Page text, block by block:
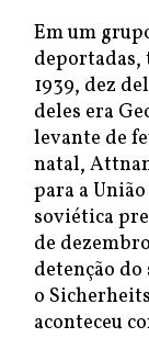
Em um
deportadas,
1939, dez
deles era
levante de
natal,
para a
soviética
de
detenção
o
aconteceu